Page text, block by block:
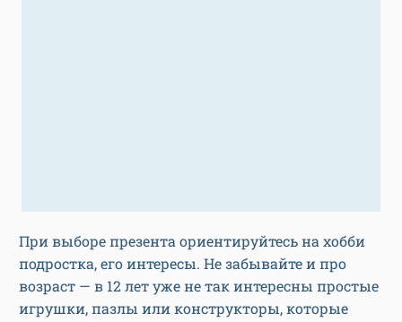
При выборе презента ориентируйтесь на хобби
подростка, его интересы. Не забывайте и про
возраст — в 12 лет уже не так интересны простые
игрушки, пазлы или конструкторы, которые